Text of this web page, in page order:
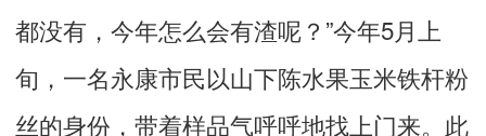
都没有，今年怎么会有渣呢？”今年5月上
旬，一名永康市民以山下陈水果玉米铁杆粉
丝的身份，带着样品气呼呼地找上门来。此